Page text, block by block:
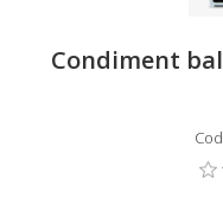
Condiment